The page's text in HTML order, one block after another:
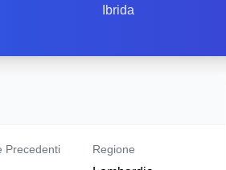
Ibrida
Precedenti Regione